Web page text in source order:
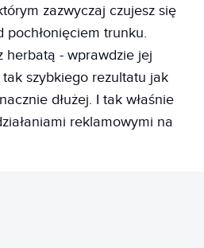
zazwyczaj czujesz się
pochłonięciem trunku.
herbatą - wprawdzie jej
szybkiego rezultatu jak
dłużej. I tak właśnie
reklamowymi na